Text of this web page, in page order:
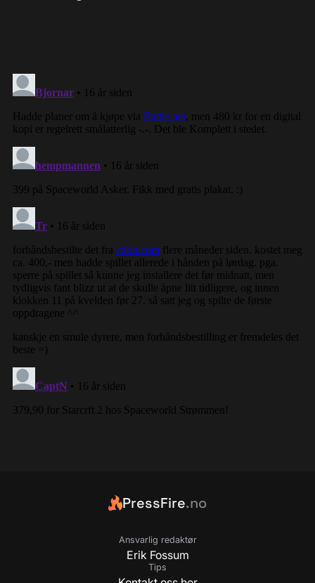
PressFire.no
Ansvarlig redaktør
Erik Fossum
Tips